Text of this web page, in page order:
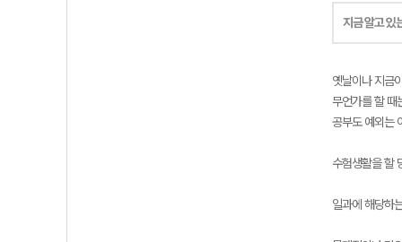
지금 알고 있
옛날이나 지금
무언가를 할 때
공부도 예외는
수험생활을 할
일과에 해당하